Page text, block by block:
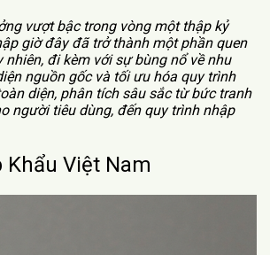
vượt bậc trong vòng một thập kỷ
giờ đây đã trở thành một phần quen
đi kèm với sự bùng nổ về nhu
nguồn gốc và tối ưu hóa quy trình
diện, phân tích sâu sắc từ bức tranh
người tiêu dùng, đến quy trình nhập
Khẩu Việt Nam